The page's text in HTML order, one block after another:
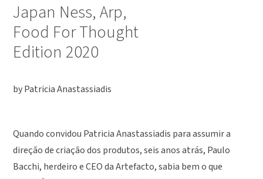
Japan Ness, Arp,
Food For Thought
Edition 2020
by Patricia Anastassiadis
Quando convidou Patricia Anastassiadis para assumir a
direção de criação dos produtos, seis anos atrás, Paulo
Bacchi, herdeiro e CEO da Artefacto, sabia bem o que